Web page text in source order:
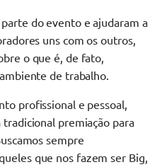
do evento e ajudaram a
uns com os outros,
o que é, de fato,
de trabalho.
profissional e pessoal,
premiação para
sempre
que nos fazem ser Big,